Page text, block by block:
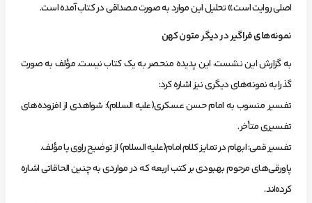
اصلی روایت است.» تحلیل این موارد به صورت مصداقی در کتاب آمده است.
نمونه‌های فراگیر در دیگر متون کهن
به گزارش این نشست، این پدیده منحصر به یک کتاب نیست. مؤلف به صورت
گذرا به نمونه‌های دیگری نیز اشاره کرد:
تفسیر منسوب به امام حسن عسکری(علیه السلام): شواهدی از افزوده‌های
تفسیری متأخر.
تفسیر قمی: ابهام در تمایز کلام امام(علیه السلام) از توضیح راوی یا مؤلف.
پاورقی‌های مرحوم بهبودی بر کتب اربعه که در مواردی به چنین الحاقاتی اشاره
کرده‌اند.